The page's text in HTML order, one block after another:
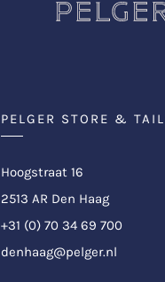
PELGER STORE &
Hoogstraat 16
2513 AR Den Haag
+31 (0) 70 34 69 700
denhaag@pelger.nl